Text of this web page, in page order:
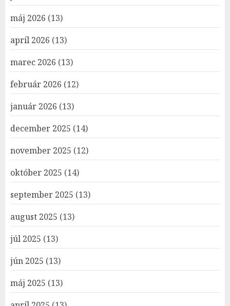
máj 2026 (13)
apríl 2026 (13)
marec 2026 (13)
február 2026 (12)
január 2026 (13)
december 2025 (14)
november 2025 (12)
október 2025 (14)
september 2025 (13)
august 2025 (13)
júl 2025 (13)
jún 2025 (13)
máj 2025 (13)